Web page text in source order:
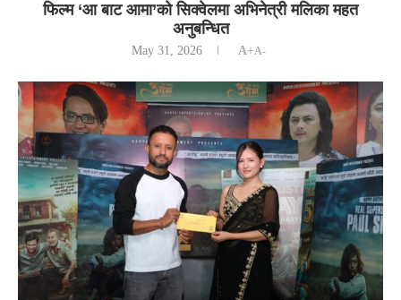
फिल्म ‘आ बाट आमा’को सिक्वेलमा अभिनेत्री मलिका महत
अनुबन्धित
May 31, 2026 A+A-